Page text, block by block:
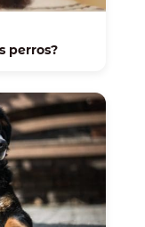
perros?